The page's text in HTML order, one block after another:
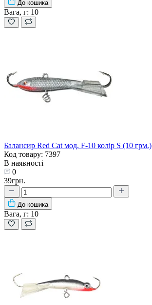
До кошика
Вага, г: 10
Балансир Red Cat мод. F-10 колір S (10 грм.)
Код товару: 7397
В наявності
0
39грн.
До кошика
Вага, г: 10